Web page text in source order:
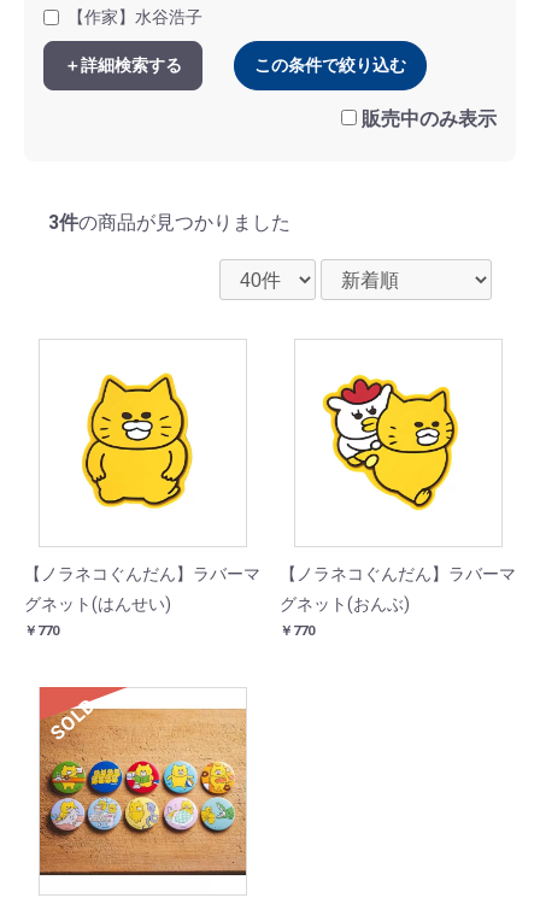
【作家】水谷浩子
＋詳細検索する この条件で絞り込む
販売中のみ表示
3件の商品が見つかりました
【ノラネコぐんだん】ラバーマ
グネット(はんせい)
￥770
【ノラネコぐんだん】ラバーマ
グネット(おんぶ)
￥770
SOLD